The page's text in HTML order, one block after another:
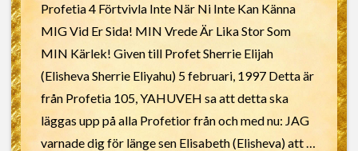
Profetia 4 Förtvivla Inte När Ni Inte Kan Känna
MIG Vid Er Sida! MIN Vrede Är Lika Stor Som
MIN Kärlek! Given till Profet Sherrie Elijah
(Elisheva Sherrie Eliyahu) 5 februari, 1997 Detta är
från Profetia 105, YAHUVEH sa att detta ska
läggas upp på alla Profetior från och med nu: JAG
varnade dig för länge sen Elisabeth (Elisheva) att …